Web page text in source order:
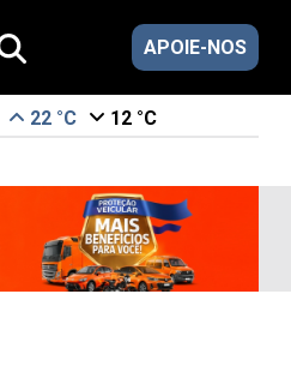
APOIE-NOS
22 °C 12 °C